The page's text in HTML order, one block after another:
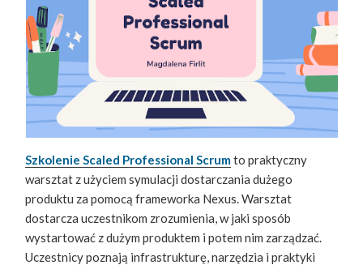
Szkolenie Scaled Professional Scrumto praktyczny
warsztat z użyciem symulacji dostarczania dużego
produktu za pomocą frameworka Nexus. Warsztat
dostarcza uczestnikom zrozumienia, w jaki sposób
wystartować z dużym produktem i potem nim zarządzać.
Uczestnicy poznają infrastrukturę, narzędzia i praktyki